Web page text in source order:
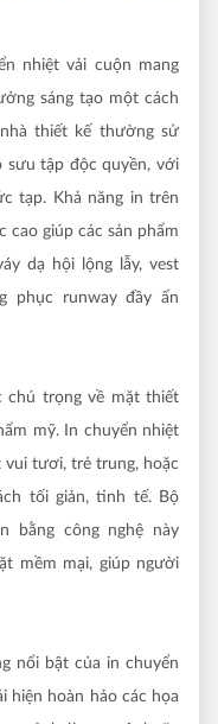
nhiệt vải cuộn mang
sáng tạo một cách
thiết kế thường sử
sưu tập độc quyền, với
tạp. Khả năng in trên
giúp các sản phẩm
dạ hội lộng lẫy, vest
phục runway đầy ấn
chú trọng về mặt thiết
mỹ. In chuyển nhiệt
tươi, trẻ trung, hoặc
tối giản, tinh tế. Bộ
bằng công nghệ này
mềm mại, giúp người
nổi bật của in chuyển
hiện hoàn hảo các họa